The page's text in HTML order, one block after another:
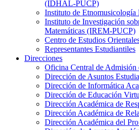
(IDHAL-PUCP)
Instituto de Etnomusicología
Instituto de Investigación
Matemáticas (IREM-PUCP)
Centro de Estudios
Representantes Estudiantiles
Direcciones
Oficina Central de Admisión
Dirección de Asuntos
Dirección de Informática
Dirección de Educación
Dirección Académica de
Dirección Académica de
Dirección Académica del